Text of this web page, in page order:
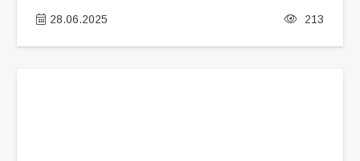
28.06.2025 213